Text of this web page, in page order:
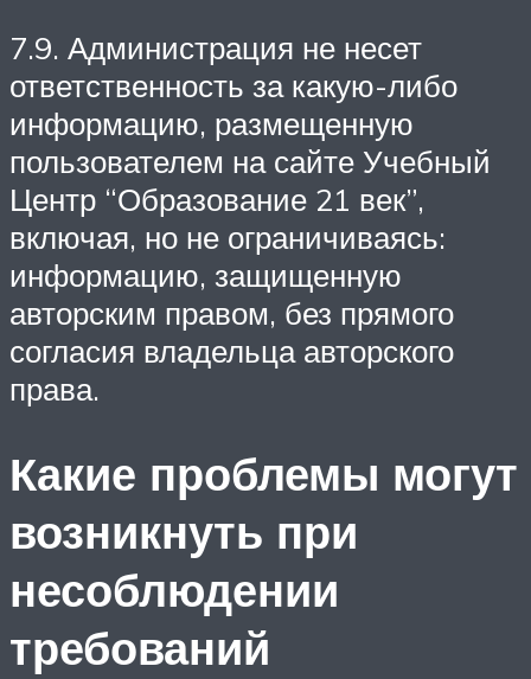
7.9. Администрация не несет
ответственность за какую-либо
информацию, размещенную
пользователем на сайте Учебный
Центр “Образование 21 век”,
включая, но не ограничиваясь:
информацию, защищенную
авторским правом, без прямого
согласия владельца авторского
права.
Какие проблемы могут
возникнуть при
несоблюдении
требований